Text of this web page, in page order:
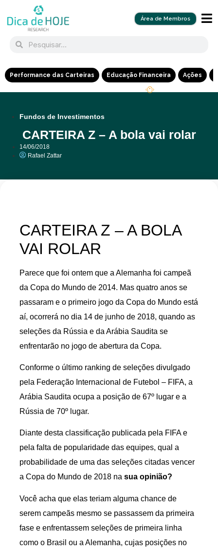
Área de Membros
Performance das Carteiras Educação Financeira Ações
Fundos de Investimentos
CARTEIRA Z – A bola vai rolar
14/06/2018
Rafael Zattar
CARTEIRA Z – A BOLA
VAI ROLAR
Parece que foi ontem que a Alemanha foi campeã
da Copa do Mundo de 2014. Mas quatro anos se
passaram e o primeiro jogo da Copa do Mundo está
aí, ocorrerá no dia 14 de junho de 2018, quando as
seleções da Rússia e da Arábia Saudita se
enfrentarão no jogo de abertura da Copa.
Conforme o último ranking de seleções divulgado
pela Federação Internacional de Futebol – FIFA, a
Arábia Saudita ocupa a posição de 67º lugar e a
Rússia de 70º lugar.
Diante desta classificação publicada pela FIFA e
pela falta de popularidade das equipes, qual a
probabilidade de uma das seleções citadas vencer
a Copa do Mundo de 2018 na sua opinião?
Você acha que elas teriam alguma chance de
serem campeãs mesmo se passassem da primeira
fase e enfrentassem seleções de primeira linha
como o Brasil ou a Alemanha, cujas posições no